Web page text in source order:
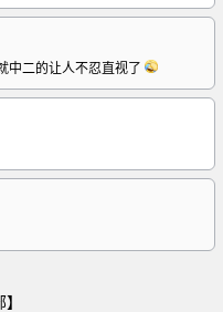
中二的让人不忍直视了